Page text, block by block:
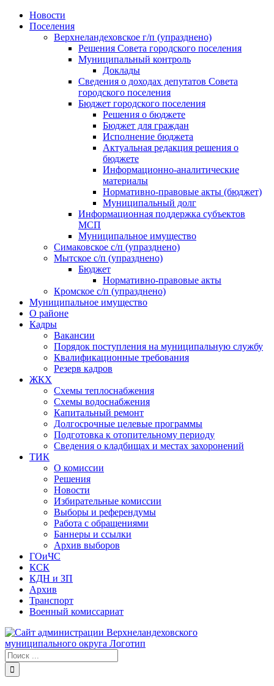
Skip
Новости
Поселения
Верхнеландеховское г/п (упразднено)
Решения Совета городского поселения
Муниципальный контроль
Доклады
Сведения о доходах депутатов Совета
городского поселения
Бюджет городского поселения
Решения о бюджете
Бюджет для граждан
Исполнение бюджета
Актуальная редакция решения о
бюджете
Информационно-аналитические
материалы
Нормативно-правовые акты (бюджет)
Муниципальный долг
Информационная поддержка субъектов
МСП
Муниципальное имущество
Симаковское с/п (упразднено)
Мытское с/п (упразднено)
Бюджет
Нормативно-правовые акты
Кромское с/п (упразднено)
Муниципальное имущество
О районе
Кадры
Вакансии
Порядок поступления на муниципальную службу
Квалификационные требования
Резерв кадров
ЖКХ
Схемы теплоснабжения
Схемы водоснабжения
Капитальный ремонт
Долгосрочные целевые программы
Подготовка к отопительному периоду
Сведения о кладбищах и местах захоронений
ТИК
О комиссии
Решения
Новости
Избирательные комиссии
Выборы и референдумы
Работа с обращениями
Баннеры и ссылки
Архив выборов
ГОиЧС
КСК
КДН и ЗП
Архив
Транспорт
Военный комиссариат
Результат
поиска: